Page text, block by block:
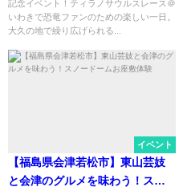
竜ファンの心を燃やせ
記念イベント！ティラノサウルスレース＠
いわきで恐竜ファンのための楽しい一日。
大久の地で繰り広げられる...
イベント
【福島県会津若松市】東山芸妓
と会津のグルメを味わう！スノ